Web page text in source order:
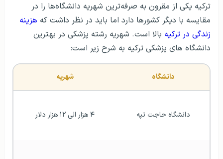
ترکیه یکی از مقرون به صرفه‌ترین شهریه دانشگاه‌ها را در
مقایسه با دیگر کشورها دارد اما باید در نظر داشت که هزینه
زندگی در ترکیه بالا است. شهریه رشته پزشکی در بهترین
دانشگاه های پزشکی ترکیه به شرح زیر است:
دانشگاه شهریه
دانشگاه حاجت تپه ۴ هزار الی ۱۲ هزار دلار